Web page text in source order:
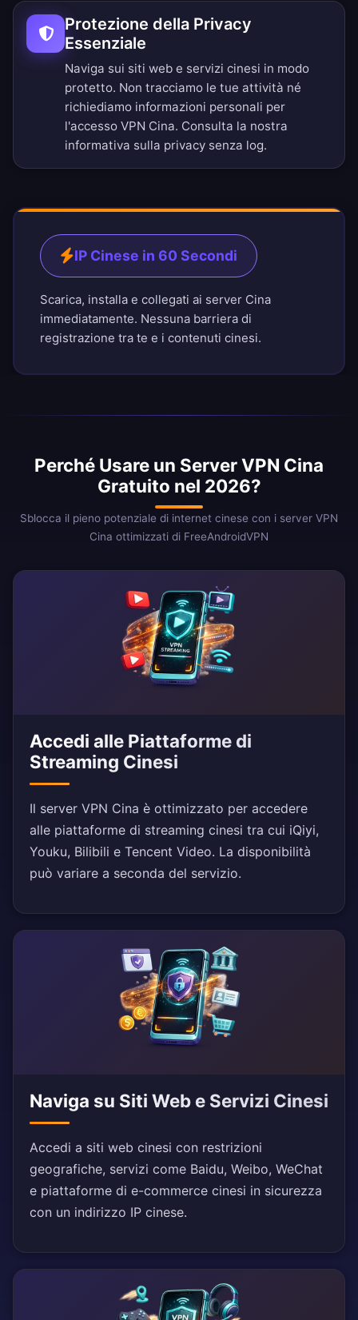
Protezione della Privacy
Essenziale
Naviga sui siti web e servizi cinesi in modo
protetto. Non tracciamo le tue attività né
richiediamo informazioni personali per
l'accesso VPN Cina. Consulta la nostra
informativa sulla privacy senza log.
IP Cinese in 60 Secondi
Scarica, installa e collegati ai server Cina
immediatamente. Nessuna barriera di
registrazione tra te e i contenuti cinesi.
Perché Usare un Server VPN Cina
Gratuito nel 2026?
Sblocca il pieno potenziale di internet cinese con i server VPN
Cina ottimizzati di FreeAndroidVPN
Accedi alle Piattaforme di
Streaming Cinesi
Il server VPN Cina è ottimizzato per accedere
alle piattaforme di streaming cinesi tra cui iQiyi,
Youku, Bilibili e Tencent Video. La disponibilità
può variare a seconda del servizio.
Naviga su Siti Web e Servizi Cinesi
Accedi a siti web cinesi con restrizioni
geografiche, servizi come Baidu, Weibo, WeChat
e piattaforme di e-commerce cinesi in sicurezza
con un indirizzo IP cinese.